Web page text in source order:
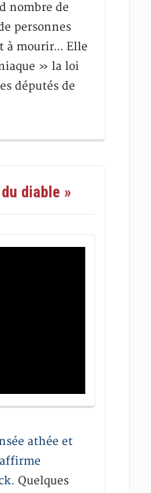
nombre de
personnes
à mourir… Elle
» la loi
députés de
diable »
athée et
Quelques